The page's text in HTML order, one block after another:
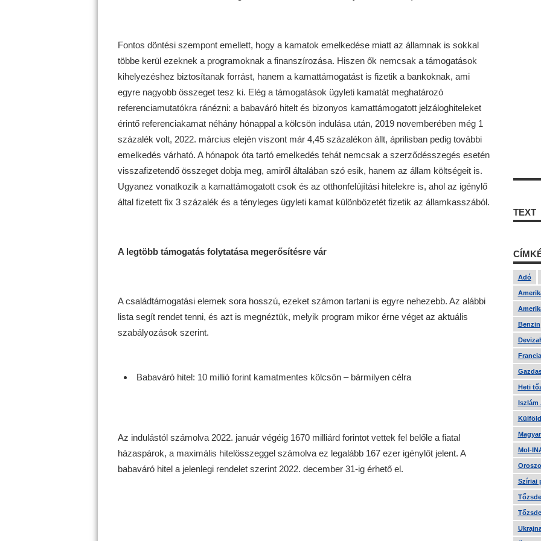
Fontos döntési szempont emellett, hogy a kamatok emelkedése miatt az államnak is sokkal
többe kerül ezeknek a programoknak a finanszírozása. Hiszen ők nemcsak a támogatások
kihelyezéshez biztosítanak forrást, hanem a kamattámogatást is fizetik a bankoknak, ami
egyre nagyobb összeget tesz ki. Elég a támogatások ügyleti kamatát meghatározó
referenciamutatókra ránézni: a babaváró hitelt és bizonyos kamattámogatott jelzáloghiteleket
érintő referenciakamat néhány hónappal a kölcsön indulása után, 2019 novemberében még 1
százalék volt, 2022. március elején viszont már 4,45 százalékon állt, áprilisban pedig további
emelkedés várható. A hónapok óta tartó emelkedés tehát nemcsak a szerződésszegés esetén
visszafizetendő összeget dobja meg, amiről általában szó esik, hanem az állam költségeit is.
Ugyanez vonatkozik a kamattámogatott csok és az otthonfelújítási hitelekre is, ahol az igénylő
által fizetett fix 3 százalék és a tényleges ügyleti kamat különbözetét fizetik az államkasszából.
A legtöbb támogatás folytatása megerősítésre vár
A családtámogatási elemek sora hosszú, ezeket számon tartani is egyre nehezebb. Az alábbi
lista segít rendet tenni, és azt is megnéztük, melyik program mikor érne véget az aktuális
szabályozások szerint.
Babaváró hitel: 10 millió forint kamatmentes kölcsön – bármilyen célra
Az indulástól számolva 2022. január végéig 1670 milliárd forintot vettek fel belőle a fiatal
házaspárok, a maximális hitelösszeggel számolva ez legalább 167 ezer igénylőt jelent. A
babaváró hitel a jelenlegi rendelet szerint 2022. december 31-ig érhető el.
TEXT
Adó
Benzin
Heti
Iszlám
Mol-
Szíriai